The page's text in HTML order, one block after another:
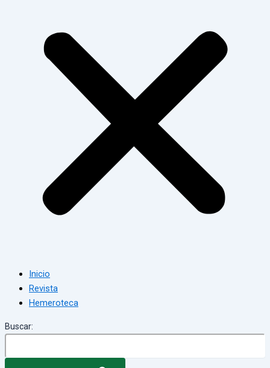
Inicio
Revista
Hemeroteca
Buscar: